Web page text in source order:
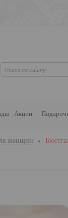
Акции
женщин